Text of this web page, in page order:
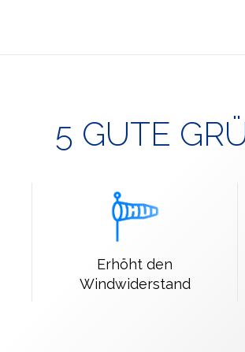
5 GUTE
Erhöht den
Windwiderstand